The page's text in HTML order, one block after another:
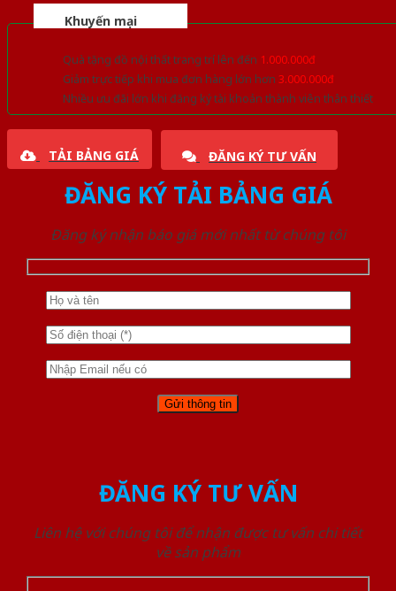
Khuyến mại
Quà tặng đồ nội thất trang trí lên đến 1.000.000đ
Giảm trực tiếp khi mua đơn hàng lớn hơn 3.000.000đ
Nhiều ưu đãi lớn khi đăng ký tài khoản thành viên thân thiết
TẢI BẢNG GIÁ ĐĂNG KÝ TƯ VẤN
ĐĂNG KÝ TẢI BẢNG GIÁ
Đăng ký nhận báo giá mới nhất từ chúng tôi
ĐĂNG KÝ TƯ VẤN
Liên hệ với chúng tôi để nhận được tư vấn chi tiết
về sản phẩm